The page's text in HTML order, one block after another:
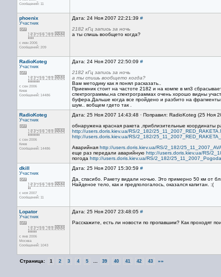
Сообщений: 11
phoenix
Участник
с июн 2006
Сообщений: 209
Дата: 24 Ноя 2007 22:21:39 #
2182 кГц запись за ночь
а ты спишь вообщето когда?
RadioKoteg
Участник
с сен 2006
Киев
Сообщений: 14486
Дата: 24 Ноя 2007 22:50:09 #
2182 кГц запись за ночь
а ты спишь вообщето когда?
Вам методику как я понял расказать..
Приемник стоит на частоте 2182 и на компе в мп3
спектрограммы,на спектрограммах очень хорошо видны
буфера.Дальше когда все пройдено и разбито на
шум.. вобщем гдето так .
RadioKoteg
Участник
с сен 2006
Киев
Сообщений: 14486
Дата: 25 Ноя 2007 14:43:48 · Поправил: RadioKoteg (25 Ноя
обнаружена красная ракета ,приблизительные координаты
http://users.doris.kiev.ua/RS/2_182/
http://users.doris.kiev.ua/RS/2_182/
Аварийная http://users.doris.kiev.ua/RS/2_182/
еще раз передали аварийную http://users.doris.kiev.ua/RS/
погода http://users.doris.kiev.ua/RS/2_182/
dkill
Участник
с ноя 2007
Сообщений: 11
Дата: 25 Ноя 2007 15:30:59 #
Да, спасибо. Ракету видали ночью. Это примерно 50 км от
Найденое тело, как и предпологалось, оказался капитан. :(
Lopator
Участник
с янв 2006
Москва
Сообщений: 1043
Дата: 25 Ноя 2007 23:48:05 #
Расскажите, есть ли новости по пропавшим? Как проходят
Страница: 1 2 3 4 5 39 40 41 42 43 »»